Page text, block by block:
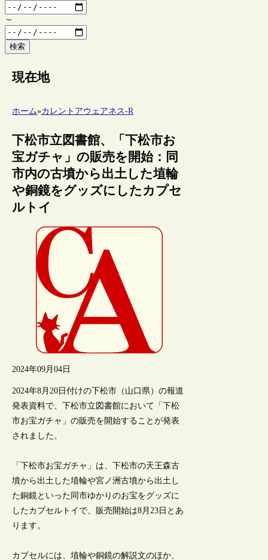
～
検索
現在地
ホーム»カレントアウェアネス-R
下松市立図書館、「下松市お
宝ガチャ」の販売を開始：同
市内の古墳から出土した埴輪
や銅鏡をグッズにしたカプセ
ルトイ
2024年09月04日
2024年8月20日付けの下松市（山口県）の報道
発表資料で、下松市立図書館において「下松
市お宝ガチャ」の販売を開始することが発表
されました。
「下松市お宝ガチャ」は、下松市の天王森古
墳から出土した埴輪や宮ノ洲古墳から出土し
た銅鏡といった同市ゆかりのお宝をグッズに
したカプセルトイで、販売開始は8月23日とあ
ります。
カプセルには、埴輪や銅鏡の解説文のほか、